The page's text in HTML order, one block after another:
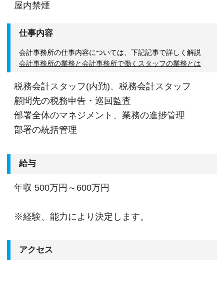
屋内禁煙
仕事内容
会計事務所の仕事内容については、下記記事で詳しく解説
会計事務所の業務と会計事務所で働くスタッフの業務とは
税務会計スタッフ(内勤)、税務会計スタッフ
顧問先の税務申告・巡回監査
部署全体のマネジメント、業務の進捗管理
部署の統括管理
給与
年収 500万円～600万円
※経験、能力により決定します。
アクセス